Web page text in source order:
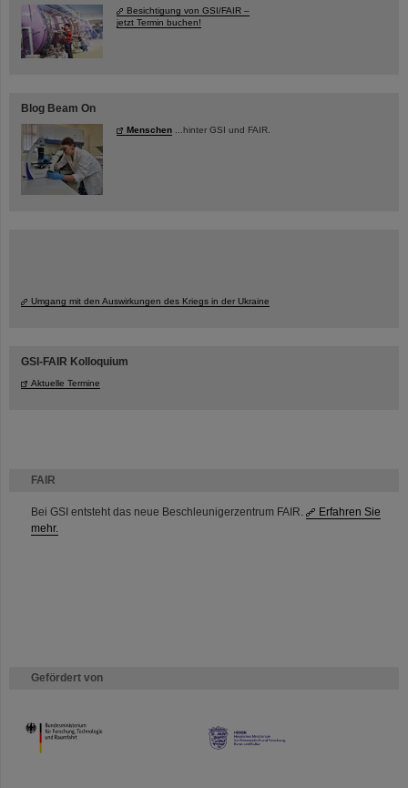
FAIR
Bei GSI entsteht das neue Beschleunigerzentrum FAIR.
Erfahren Sie
mehr.
Gefördert von
HMWK
Besichtigung von GSI/FAIR –
jetzt Termin buchen!
Blog Beam On
Menschen ...hinter GSI und FAIR.
Umgang mit den Auswirkungen des Kriegs in der Ukraine
GSI-FAIR Kolloquium
Aktuelle Termine